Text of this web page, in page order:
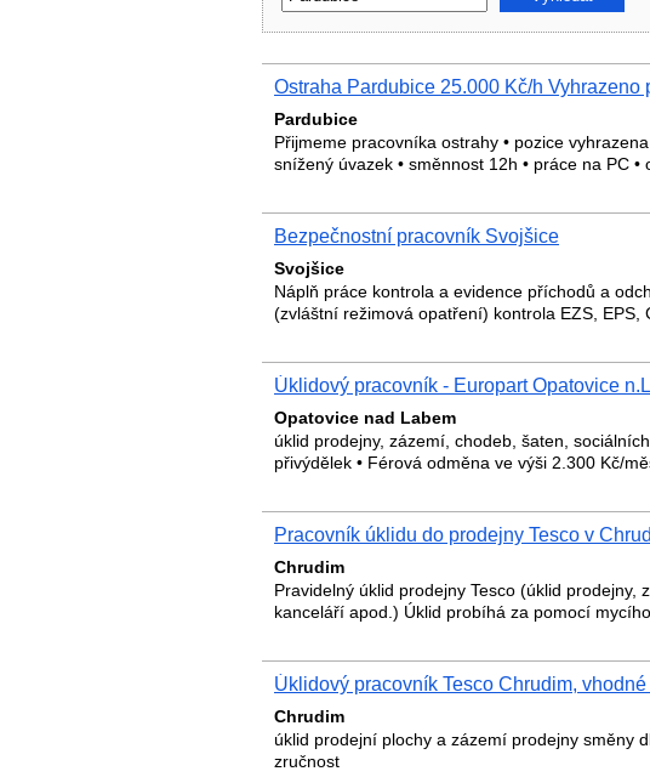
Ostraha Pardubice 25.000 Kč/h Vyhrazeno
Pardubice
Přijmeme pracovníka ostrahy • pozice
snížený úvazek • směnnost 12h • práce na PC •
Bezpečnostní pracovník Svojšice
Svojšice
Náplň práce kontrola a evidence příchodů a
(zvláštní režimová opatření) kontrola EZS, EPS,
Úklidový pracovník - Europart Opatovice
Opatovice nad Labem
úklid prodejny, zázemí, chodeb, šaten,
přivýdělek • Férová odměna ve výši 2.300 Kč/
Pracovník úklidu do prodejny Tesco v
Chrudim
Pravidelný úklid prodejny Tesco (úklid prodejny,
kanceláří apod.) Úklid probíhá za pomocí
Úklidový pracovník Tesco Chrudim, vhodné
Chrudim
úklid prodejní plochy a zázemí prodejny směny
zručnost